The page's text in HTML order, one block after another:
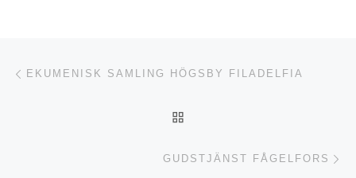
Inläggsnavigering
EKUMENISK SAMLING HÖGSBY FILADELFIA
GUDSTJÄNST FÅGELFORS